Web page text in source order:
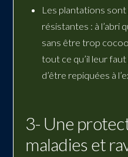
Les plantations
résistantes : à l’abri
sans être trop
tout ce qu’il leur
d’être repiquées à
3- Une
maladies et